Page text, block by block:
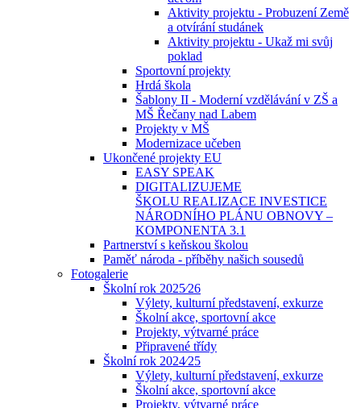
Aktivity projektu - Probuzení Země
a otvírání studánek
Aktivity projektu - Ukaž mi svůj
poklad
Sportovní projekty
Hrdá škola
Šablony II - Moderní vzdělávání v ZŠ a
MŠ Řečany nad Labem
Projekty v MŠ
Modernizace učeben
Ukončené projekty EU
EASY SPEAK
DIGITALIZUJEME
ŠKOLU REALIZACE INVESTICE
NÁRODNÍHO PLÁNU OBNOVY –
KOMPONENTA 3.1
Partnerství s keňskou školou
Paměť národa - příběhy našich sousedů
Fotogalerie
Školní rok 2025⁄26
Výlety, kulturní představení, exkurze
Školní akce, sportovní akce
Projekty, výtvarné práce
Připravené třídy
Školní rok 2024⁄25
Výlety, kulturní představení, exkurze
Školní akce, sportovní akce
Projekty, výtvarné práce